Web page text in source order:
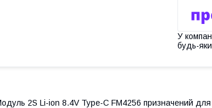
У
будь-
2S Li-ion 8.4V Type-C FM4256 призначений